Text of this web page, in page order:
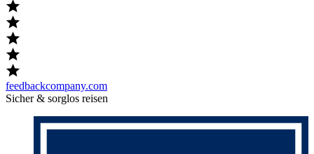
feedbackcompany.com
Sicher & sorglos reisen